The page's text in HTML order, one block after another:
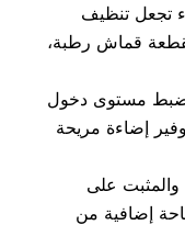
تجعل تنظيف
قماش رطبة،
مستوى دخول
إضاءة مريحة
والمثبت على
إضافية من